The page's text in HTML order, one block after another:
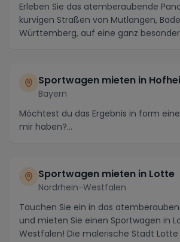
Erleben Sie das atemberaubende
kurvigen Straßen von Mutlangen,
Württemberg, auf eine ganz
Sportwagen mieten in
Bayern
Möchtest du das Ergebnis in form
mir haben?...
Sportwagen mieten in Lotte
Nordrhein-Westfalen
Tauchen Sie ein in das
und mieten Sie einen Sportwagen in
Westfalen! Die malerische Stadt Lotte